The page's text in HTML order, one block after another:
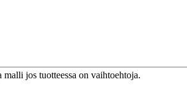
jos tuotteessa on vaihtoehtoja.